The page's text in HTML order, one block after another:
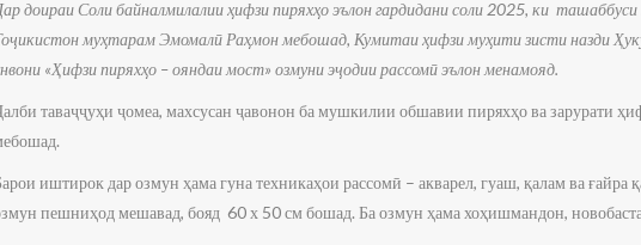
доираи Соли байналмилалии ҳифзи пиряхҳо эълон гардидани соли 2025, ки ташаббуси
муҳтарам Эмомалӣ Раҳмон мебошад, Кумитаи ҳифзи муҳити зисти назди
«Ҳифзи пиряхҳо – ояндаи мост» озмуни эҷодии рассомӣ эълон менамояд.
таваҷҷуҳи ҷомеа, махсусан ҷавонон ба мушкилии обшавии пиряхҳо ва зарурати
иштирок дар озмун ҳама гуна техникаҳои рассомӣ – акварел, гуаш, қалам ва ғайра
пешниҳод мешавад, бояд 60 х 50 см бошад. Ба озмун ҳама хоҳишмандон, новобаста